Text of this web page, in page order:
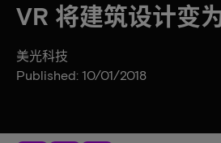
VR 将建筑设计变
美光科技
Published: 10/01/2018